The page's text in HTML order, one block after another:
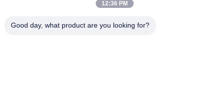
12:36 PM
Good day, what product are you looking for?